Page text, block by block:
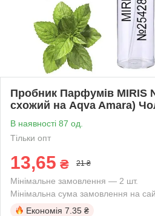
Пробник Парфумів MIRIS
схожий на Aqva Amara)
В наявності 87 од.
Тільки опт
13,65 ₴ 21 ₴
Мінімальне замовлення — 2 шт.
Мінімальна сума замовлення на
Економія 7.35 ₴